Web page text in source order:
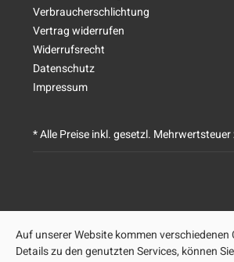
Verbraucherschlichtung
Vertrag widerrufen
Widerrufsrecht
Datenschutz
Impressum
* Alle Preise inkl. gesetzl. Mehrwertsteuer
Auf unserer Website kommen
Details zu den genutzten Services, können